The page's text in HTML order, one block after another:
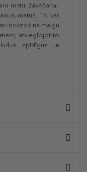
matu žāvēšanai.
matus. To var
nodrošina maigu
atvieglojot to
spīdīgus un